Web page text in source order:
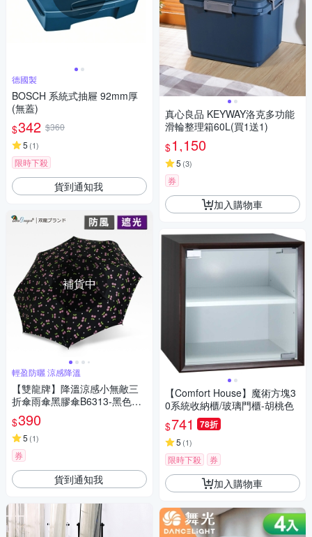
德國製
BOSCH 系統式抽屜 92mm厚
(無蓋)
$342 $360
5 (1)
限時下殺
貨到通知我
補貨中
輕盈防曬 涼感降溫
【雙龍牌】降溫涼感小無敵三
折傘雨傘黑膠傘B6313-黑色櫻
桃
$390
5 (1)
券
貨到通知我
真心良品 KEYWAY洛克多功能
滑輪整理箱60L(買1送1)
$1,150
5 (3)
券
加入購物車
【Comfort House】魔術方塊3
0系統收納櫃/玻璃門櫃-胡桃色
$741 78折
5 (1)
限時下殺 券
加入購物車